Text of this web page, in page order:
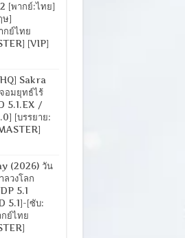
[พากย์:ไทย]
ษ]
กย์ไทย
[VIP]
Sakra
อมยุทธ์ไร้
5.1.EX /
[บรรยาย:
(2026) วัน
ลวงโลก
5.1
5.1]-[ซับ:
ย์ไทย